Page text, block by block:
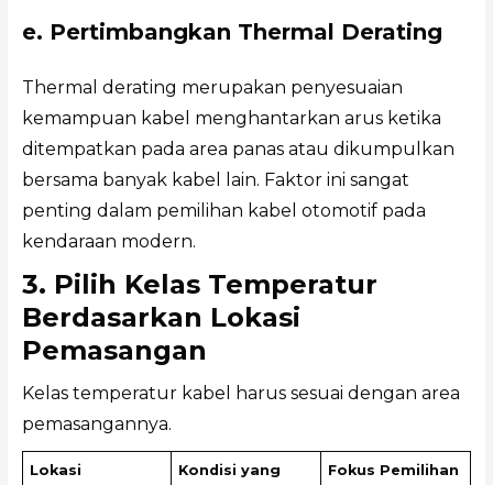
e. Pertimbangkan Thermal Derating
Thermal derating merupakan penyesuaian
kemampuan kabel menghantarkan arus ketika
ditempatkan pada area panas atau dikumpulkan
bersama banyak kabel lain. Faktor ini sangat
penting dalam pemilihan kabel otomotif pada
kendaraan modern.
3. Pilih Kelas Temperatur
Berdasarkan Lokasi
Pemasangan
Kelas temperatur kabel harus sesuai dengan area
pemasangannya.
Lokasi
Kondisi yang
Fokus Pemilihan